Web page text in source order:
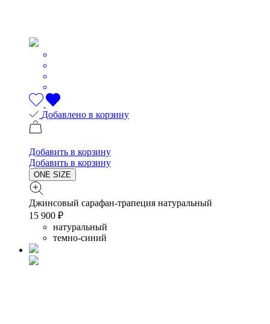
Добавлено в корзину
Добавить в корзину
Добавить в корзину
ONE SIZE
Джинсовый сарафан-трапеция натуральный
15 900 ₽
натуральный
темно-синий